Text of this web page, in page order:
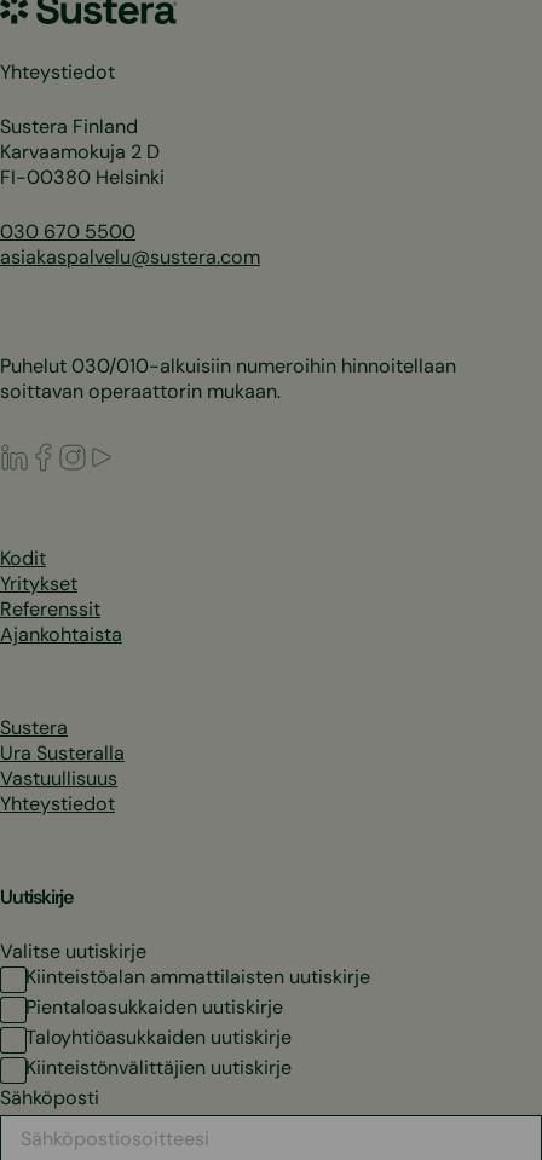
Sustera
Yhteystiedot
Sustera Finland
Karvaamokuja 2 D
FI-00380 Helsinki
030 670 5500
asiakaspalvelu@sustera.com
Puhelut 030/010-alkuisiin numeroihin hinnoitellaan
soittavan operaattorin mukaan.
LinkedIn
Facebook
Instagram
Kodit
Yritykset
Referenssit
Ajankohtaista
Sustera
Ura Susteralla
Vastuullisuus
Yhteystiedot
Uutiskirje
Valitse uutiskirje
Kiinteistöalan ammattilaisten uutiskirje
Pientaloasukkaiden uutiskirje
Taloyhtiöasukkaiden uutiskirje
Kiinteistönvälittäjien uutiskirje
Sähköposti